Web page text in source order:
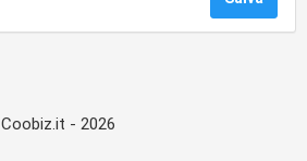
Coobiz.it - 2026